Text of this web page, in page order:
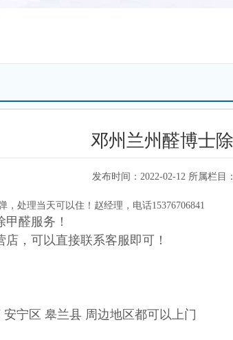
邓州兰州醛博士
发布时间：2022-02-12 所属栏目
，处理当天可以住！赵经理，电话15376706841
甲醛服务！
店，可 以直接联系客服即可！
宁区 皋兰县 周边地区都可以上门